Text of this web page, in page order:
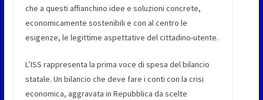
che a questi affianchino idee e soluzioni concrete,
economicamente sostenibili e con al centro le
esigenze, le legittime aspettative del cittadino-utente.
L’ISS rappresenta la prima voce di spesa del bilancio
statale. Un bilancio che deve fare i conti con la crisi
economica, aggravata in Repubblica da scelte